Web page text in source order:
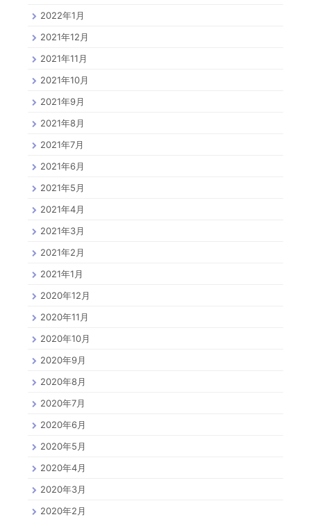
2022年1月
2021年12月
2021年11月
2021年10月
2021年9月
2021年8月
2021年7月
2021年6月
2021年5月
2021年4月
2021年3月
2021年2月
2021年1月
2020年12月
2020年11月
2020年10月
2020年9月
2020年8月
2020年7月
2020年6月
2020年5月
2020年4月
2020年3月
2020年2月